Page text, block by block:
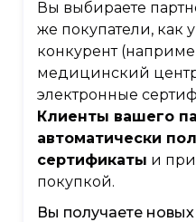
Вы выбираете
же покупатели, как
конкурент
медицинский
электронные
Клиенты вашего
автоматически
сертификаты и
покупкой.
Вы получаете новых